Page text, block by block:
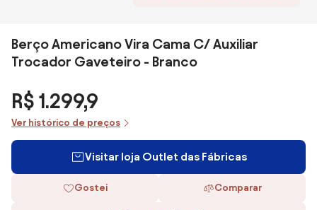
Berço Americano Vira Cama C/ Auxiliar
Trocador Gaveteiro - Branco
R$ 1.299,9
Ver histórico de preços
Visitar loja Outlet das Fábricas
Gostei Comparar